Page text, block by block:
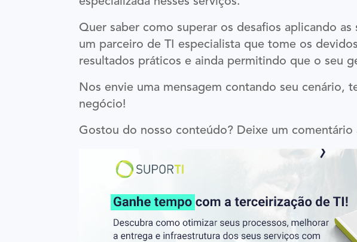
Quer saber como superar os desafios aplicando
um parceiro de TI especialista que tome os
resultados práticos e ainda permitindo que o seu
Nos envie uma mensagem contando seu cenário,
negócio!
Gostou do nosso conteúdo? Deixe um